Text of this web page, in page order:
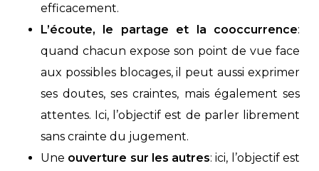
efficacement.
L’écoute, le partage et la cooccurrence:
quand chacun expose son point de vue face
aux possibles blocages, il peut aussi exprimer
ses doutes, ses craintes, mais également ses
attentes. Ici, l’objectif est de parler librement
sans crainte du jugement.
Une ouverture sur les autres: ici, l’objectif est